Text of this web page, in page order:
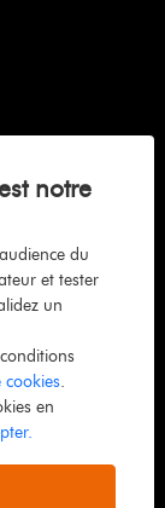
notre
du
et tester
un
.
en